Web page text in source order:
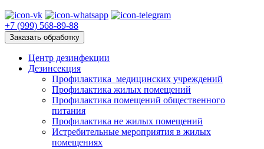
+7 (999) 568-89-88
Заказать обработку
Центр дезинфекции
Дезинсекция
Профилактика медицинских учреждений
Профилактика жилых помещений
Профилактика помещений общественного
питания
Профилактика не жилых помещений
Истребительные мероприятия в жилых
помещениях